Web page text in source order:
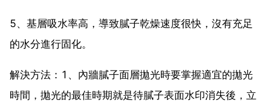
5、基層吸水率高，導致膩子乾燥速度很快，沒有充足
的水分進行固化。
解決方法：1、內牆膩子面層拋光時要掌握適宜的拋光
時間，拋光的最佳時期就是待膩子表面水印消失後，立